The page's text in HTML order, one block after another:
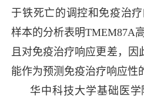
于铁死亡的调控和免疫治
样本的分析表明TMEM87A
且对免疫治疗响应更差，
能作为预测免疫治疗响应性
华中科技大学基础医